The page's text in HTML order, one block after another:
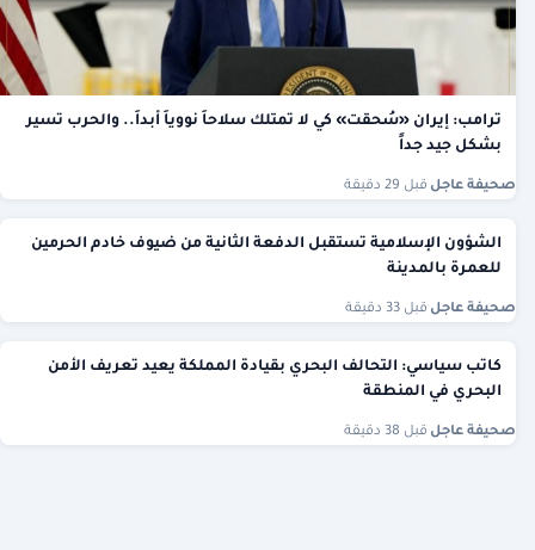
ترامب: إيران «سُحقت» كي لا تمتلك سلاحاً نووياً أبداً.. والحرب تسير
بشكل جيد جداً
صحيفة عاجل قبل 29 دقيقة
الشؤون الإسلامية تستقبل الدفعة الثانية من ضيوف خادم الحرمين
للعمرة بالمدينة
صحيفة عاجل قبل 33 دقيقة
كاتب سياسي: التحالف البحري بقيادة المملكة يعيد تعريف الأمن
البحري في المنطقة
صحيفة عاجل قبل 38 دقيقة